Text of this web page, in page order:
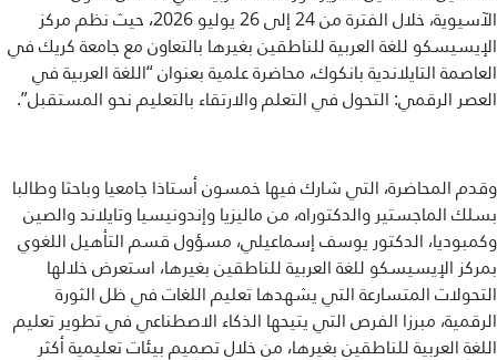
الآسيوية، خلال الفترة من 24 إلى 26 يوليو 2026، حيث نظم مركز
الإيسيسكو للغة العربية للناطقين بغيرها بالتعاون مع جامعة كريك في
العاصمة التايلاندية بانكوك، محاضرة علمية بعنوان “اللغة العربية في
العصر الرقمي: التحول في التعلم والارتقاء بالتعليم نحو المستقبل”.
وقدم المحاضرة، التي شارك فيها خمسون أستاذا جامعيا وباحثا وطالبا
بسلك الماجستير والدكتوراه، من ماليزيا وإندونيسيا وتايلاند والصين
وكمبوديا، الدكتور يوسف إسماعيلي، مسؤول قسم التأهيل اللغوي
بمركز الإيسيسكو للغة العربية للناطقين بغيرها، استعرض خلالها
التحولات المتسارعة التي يشهدها تعليم اللغات في ظل الثورة
الرقمية، مبرزا الفرص التي يتيحها الذكاء الاصطناعي في تطوير تعليم
اللغة العربية للناطقين بغيرها، من خلال تصميم بيئات تعليمية أكثر